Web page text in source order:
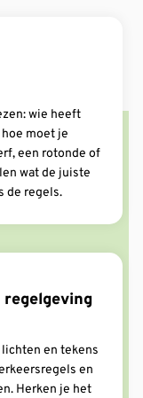
wie heeft
moet je
een rotonde of
wat de juiste
de regels.
en tekens
en
Herken je het